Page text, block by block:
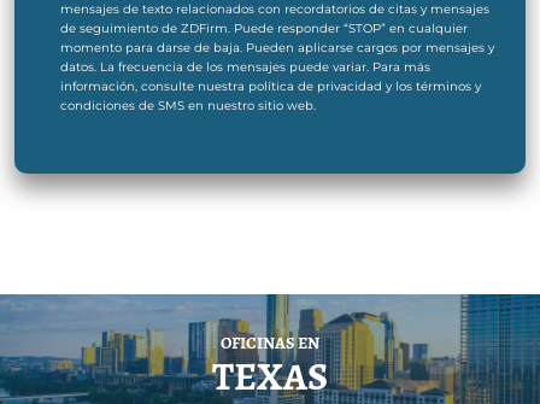
mensajes de texto relacionados con recordatorios de citas y mensajes
de seguimiento de ZDFirm. Puede responder “STOP” en cualquier
momento para darse de baja. Pueden aplicarse cargos por mensajes y
datos. La frecuencia de los mensajes puede variar. Para más
información, consulte nuestra política de privacidad y los términos y
condiciones de SMS en nuestro sitio web.
OFICINAS EN
TEXAS